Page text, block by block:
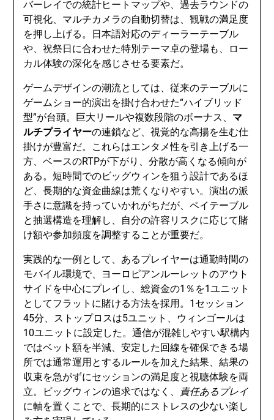
バーレイでの統計ヒートマップや、過去ラウンドの
可視化、マルチカメラの自動切替は、観戦の満足度
を押し上げる。日本語対応のディーラーテーブル
や、祝祭日に合わせた特別テーマ卓の登場も、ロー
カル体験の深化を感じさせる要素だ。
ゲームデザインの潮流としては、従来のテーブルに
ゲームショー的演出を掛け合わせた“ハイブリッド
型”が台頭。巨大リールや複数段階のボーナス、 マ
ルチプライヤーの連鎖など、視覚的な高揚を生む仕
掛けが豊富だ。これらはエンタメ性を引き上げる一
方、ベースのRTPが下がり、分散が高くなる傾向が
ある。短時間でのビッグウィンを狙う設計であるほ
ど、長期的な資金曲線は荒くなりやすい。演出の派
手さに意識を持っていかれがちだが、ペイテーブル
と抽選構造を理解し、自分の許容リスクに応じて賭
け額や参加頻度を調整することが重要だ。
実践的な一例として、あるプレイヤーは通勤時間の
モバイル環境で、ヨーロピアンルーレットのアウト
サイドを中心にプレイし、総資金の1％を1ユニット
としてフラットに賭ける方法を採用。1セッション
45分、ストップロスは5ユニット、ウィンゴールは
10ユニットに設定した。通信が混雑しやすい駅構内
ではベット額を半減、安定した回線を確保できる場
所では通常運用とするルールを加えた結果、結果の
収束を急がずにセッションの満足度と視聴体験を両
立。ビッグウィンの追求ではなく、 責任あるプレイ
に軸を置くことで、長期的にストレスの少ない楽し